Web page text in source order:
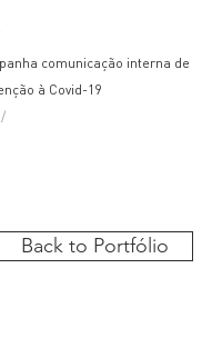
comunicação interna de
à Covid-19
Back to Portfólio